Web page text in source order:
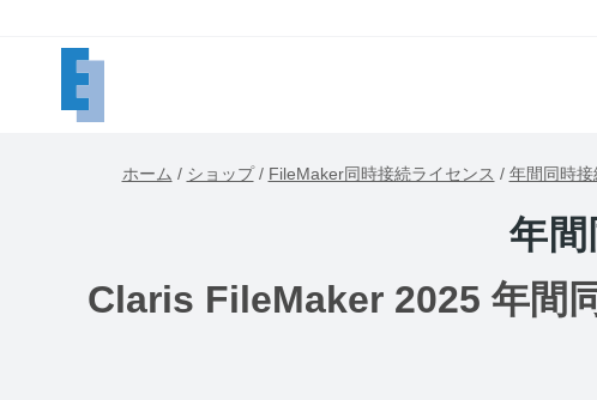
ホーム / ショップ / FileMaker同時接続ライセンス / 年間同時接
年間
Claris FileMaker 2025 年間